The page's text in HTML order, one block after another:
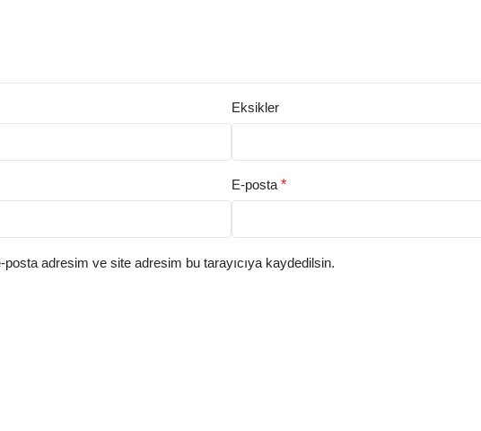
Eksikler
E-posta *
adresim ve site adresim bu tarayıcıya kaydedilsin.